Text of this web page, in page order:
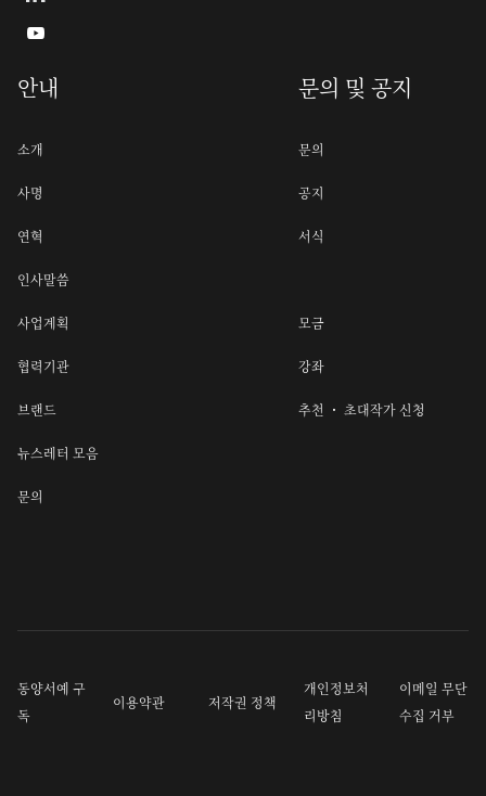
안내
소개
사명
연혁
인사말씀
사업계획
협력기관
브랜드
뉴스레터 모음
문의
문의 및 공지
문의
공지
서식
모금
강좌
추천 ・ 초대작가 신청
동양서예 구
독
이용약관 저작권 정책
개인정보처
리방침
이메일 무단
수집 거부
